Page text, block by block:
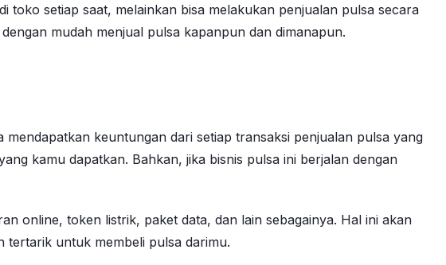
toko setiap saat, melainkan bisa melakukan penjualan pulsa secara
mudah menjual pulsa kapanpun dan dimanapun.
mendapatkan keuntungan dari setiap transaksi penjualan pulsa yang
kamu dapatkan. Bahkan, jika bisnis pulsa ini berjalan dengan
online, token listrik, paket data, dan lain sebagainya. Hal ini akan
tertarik untuk membeli pulsa darimu.